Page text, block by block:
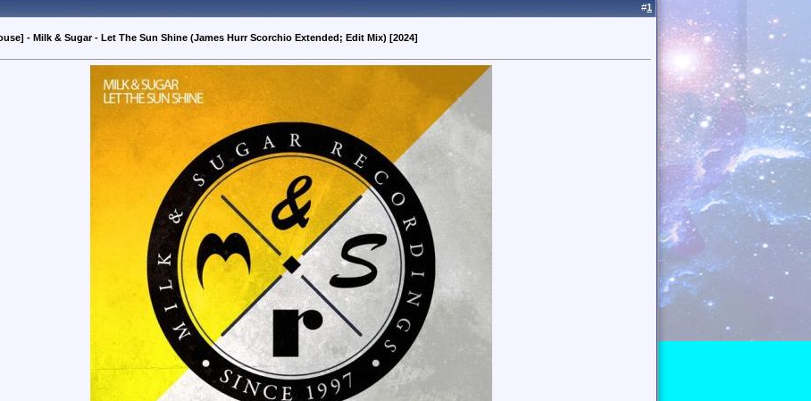
#1
- Milk & Sugar - Let The Sun Shine (James Hurr Scorchio Extended; Edit Mix) [2024]